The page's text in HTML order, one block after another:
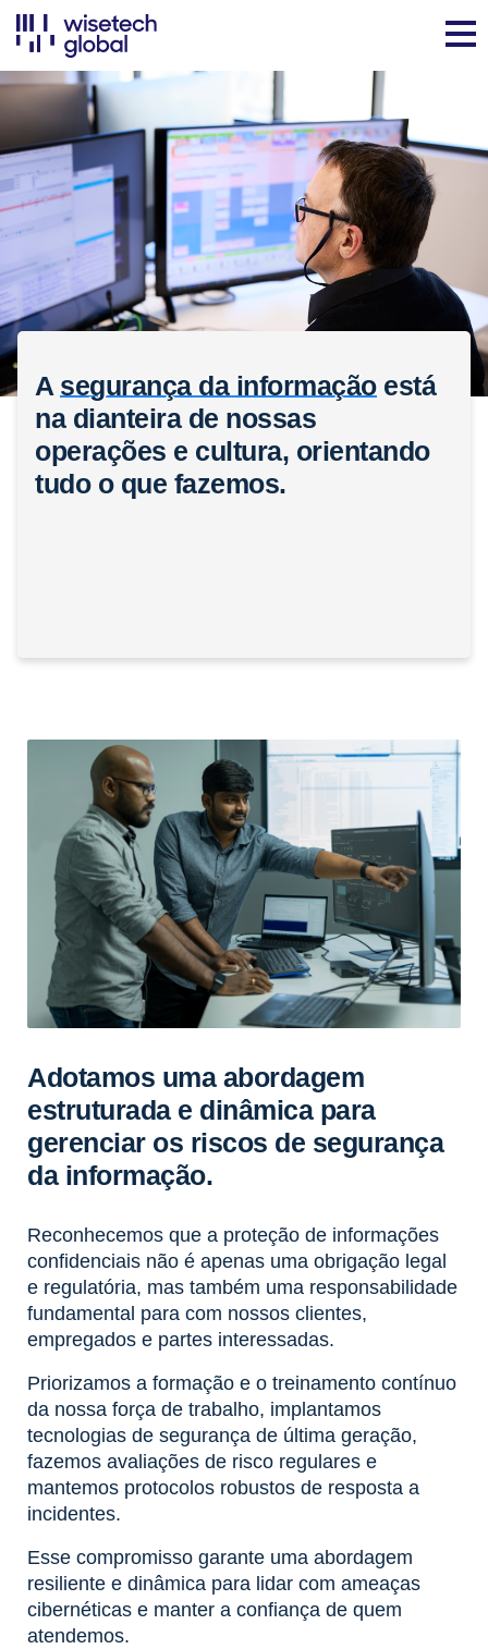
A segurança da informaçãoestá
na dianteira de nossas
operações e cultura, orientando
tudo o que fazemos.
Adotamos uma abordagem
estruturada e dinâmica para
gerenciar os riscos de segurança
da informação.
Reconhecemos que a proteção de informações
confidenciais não é apenas uma obrigação legal
e regulatória, mas também uma responsabilidade
fundamental para com nossos clientes,
empregados e partes interessadas.
Priorizamos a formação e o treinamento contínuo
da nossa força de trabalho, implantamos
tecnologias de segurança de última geração,
fazemos avaliações de risco regulares e
mantemos protocolos robustos de resposta a
incidentes.
Esse compromisso garante uma abordagem
resiliente e dinâmica para lidar com ameaças
cibernéticas e manter a confiança de quem
atendemos.